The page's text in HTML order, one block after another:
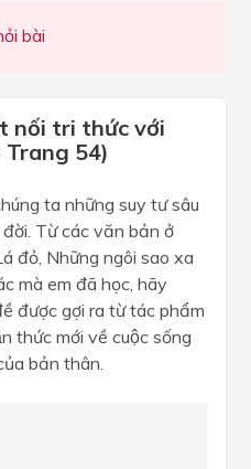
bài
nối tri thức với
54)
ta những suy tư sâu
Từ các văn bản ở
đỏ, Những ngôi sao xa
mà em đã học, hãy
được gợi ra từ tác phẩm
thức mới về cuộc sống
bản thân.